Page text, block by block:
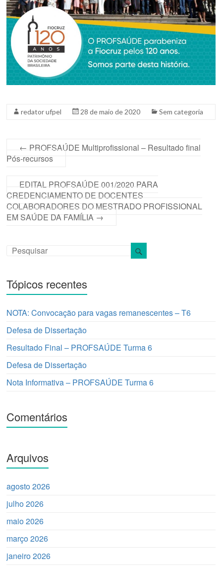
redator ufpel 28 de maio de 2020 Sem categoria
← PROFSAÚDE Multiprofissional – Resultado final
Pós-recursos
EDITAL PROFSAÚDE 001/2020 PARA
CREDENCIAMENTO DE DOCENTES
COLABORADORES DO MESTRADO PROFISSIONAL
EM SAÚDE DA FAMÍLIA →
Tópicos recentes
NOTA: Convocação para vagas remanescentes – T6
Defesa de Dissertação
Resultado Final – PROFSAÚDE Turma 6
Defesa de Dissertação
Nota Informativa – PROFSAÚDE Turma 6
Comentários
Arquivos
agosto 2026
julho 2026
maio 2026
março 2026
janeiro 2026